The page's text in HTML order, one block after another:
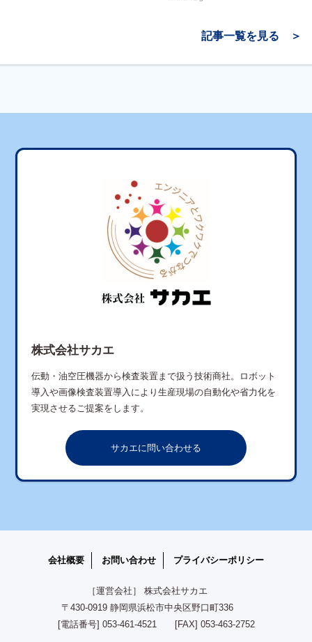
記事一覧を見る
株式会社サカエ
伝動・油空圧機器から検査装置まで扱う技術商社。ロボット
導入や画像検査装置導入により生産現場の自動化や省力化を
実現させるご提案をします。
サカエに問い合わせる
会社概要 お問い合わせ プライバシーポリシー
［運営会社］ 株式会社サカエ
〒430-0919 静岡県浜松市中央区野口町336
[電話番号] 053-461-4521 [FAX] 053-463-2752